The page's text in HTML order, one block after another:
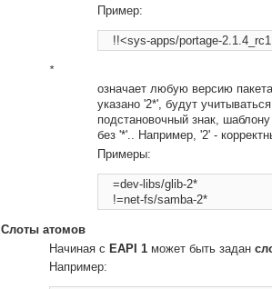
Пример:
*
означает любую версию
указано '2*', будут
подстановочный знак,
без '*'.. Например, '2' -
Примеры:
    =dev-libs/glib-2*
Слоты атомов
Начиная с EAPI 1может быть задан
Например: